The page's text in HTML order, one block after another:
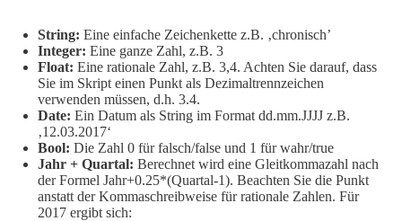
String: Eine einfache Zeichenkette z.B. ‚chronisch’
Integer: Eine ganze Zahl, z.B. 3
Float: Eine rationale Zahl, z.B. 3,4. Achten Sie darauf, dass
Sie im Skript einen Punkt als Dezimaltrennzeichen
verwenden müssen, d.h. 3.4.
Date: Ein Datum als String im Format dd.mm.JJJJ z.B.
‚12.03.2017‘
Bool: Die Zahl 0 für falsch/false und 1 für wahr/true
Jahr + Quartal: Berechnet wird eine Gleitkommazahl nach
der Formel Jahr+0.25*(Quartal-1). Beachten Sie die Punkt
anstatt der Kommaschreibweise für rationale Zahlen. Für
2017 ergibt sich: